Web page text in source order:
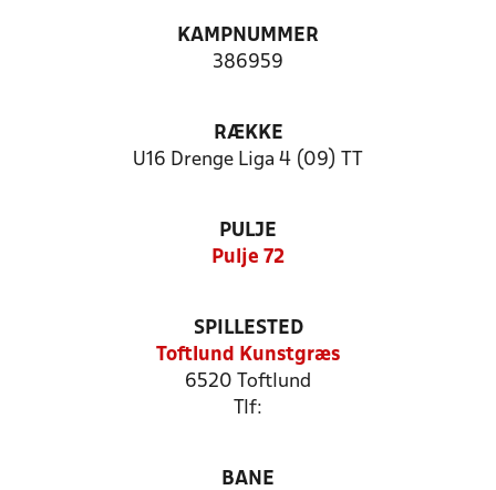
KAMPNUMMER
386959
RÆKKE
U16 Drenge Liga 4 (09) TT
PULJE
Pulje 72
SPILLESTED
Toftlund Kunstgræs
6520 Toftlund
Tlf:
BANE